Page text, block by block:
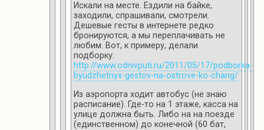
Искали на месте. Ездили на байке,
заходили, спрашивали, смотрели.
Дешевые гесты в интернете редко
бронируются, а мы переплачивать не
любим. Вот, к примеру, делали
подборку:
http://www.odnivputi.ru/2011/05/17/podborka-
byudzhetnyx-gestov-na-ostrove-ko-chang/
Из аэропорта ходит автобус (не знаю
расписание). Где-то на 1 этаже, касса на
улице должна быть. Либо на на поезде
(единственном) до конечной (60 бат,